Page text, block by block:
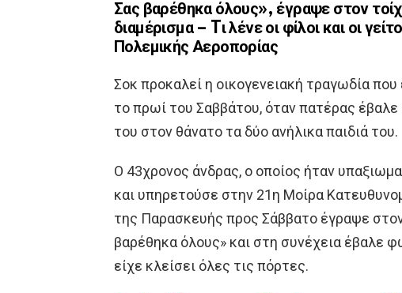
Σας βαρέθηκα όλους», έγραψε στον
διαμέρισμα – Tι λένε οι φίλοι και οι
Πολεμικής Αεροπορίας
Σοκ προκαλεί η οικογενειακή τραγωδία
το πρωί του Σαββάτου, όταν πατέρας
του στον θάνατο τα δύο ανήλικα παιδιά του.
Ο 43χρονος άνδρας, ο οποίος ήταν
και υπηρετούσε στην 21η Μοίρα
της Παρασκευής προς Σάββατο έγραψε
βαρέθηκα όλους» και στη συνέχεια έβαλε
είχε κλείσει όλες τις πόρτες.